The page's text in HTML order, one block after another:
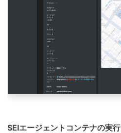
SEIエージェントコンテナの実行